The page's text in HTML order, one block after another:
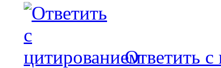
Ответить с